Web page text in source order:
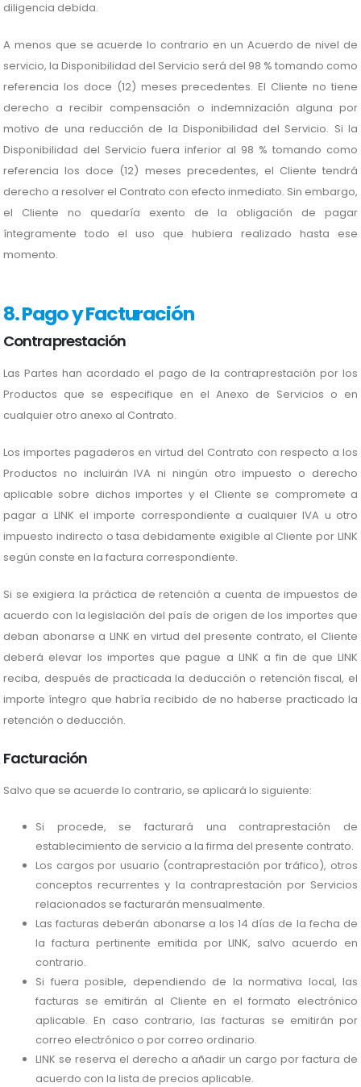
diligencia debida.
A menos que se acuerde lo contrario en un Acuerdo de nivel de
servicio, la Disponibilidad del Servicio será del 98 % tomando como
referencia los doce (12) meses precedentes. El Cliente no tiene
derecho a recibir compensación o indemnización alguna por
motivo de una reducción de la Disponibilidad del Servicio. Si la
Disponibilidad del Servicio fuera inferior al 98 % tomando como
referencia los doce (12) meses precedentes, el Cliente tendrá
derecho a resolver el Contrato con efecto inmediato. Sin embargo,
el Cliente no quedaría exento de la obligación de pagar
íntegramente todo el uso que hubiera realizado hasta ese
momento.
8. Pago y Facturación
Contraprestación
Las Partes han acordado el pago de la contraprestación por los
Productos que se especifique en el Anexo de Servicios o en
cualquier otro anexo al Contrato.
Los importes pagaderos en virtud del Contrato con respecto a los
Productos no incluirán IVA ni ningún otro impuesto o derecho
aplicable sobre dichos importes y el Cliente se compromete a
pagar a LINK el importe correspondiente a cualquier IVA u otro
impuesto indirecto o tasa debidamente exigible al Cliente por LINK
según conste en la factura correspondiente.
Si se exigiera la práctica de retención a cuenta de impuestos de
acuerdo con la legislación del país de origen de los importes que
deban abonarse a LINK en virtud del presente contrato, el Cliente
deberá elevar los importes que pague a LINK a fin de que LINK
reciba, después de practicada la deducción o retención fiscal, el
importe íntegro que habría recibido de no haberse practicado la
retención o deducción.
Facturación
Salvo que se acuerde lo contrario, se aplicará lo siguiente:
Si procede, se facturará una contraprestación de
establecimiento de servicio a la firma del presente contrato.
Los cargos por usuario (contraprestación por tráfico), otros
conceptos recurrentes y la contraprestación por Servicios
relacionados se facturarán mensualmente.
Las facturas deberán abonarse a los 14 días de la fecha de
la factura pertinente emitida por LINK, salvo acuerdo en
contrario.
Si fuera posible, dependiendo de la normativa local, las
facturas se emitirán al Cliente en el formato electrónico
aplicable. En caso contrario, las facturas se emitirán por
correo electrónico o por correo ordinario.
LINK se reserva el derecho a añadir un cargo por factura de
acuerdo con la lista de precios aplicable.